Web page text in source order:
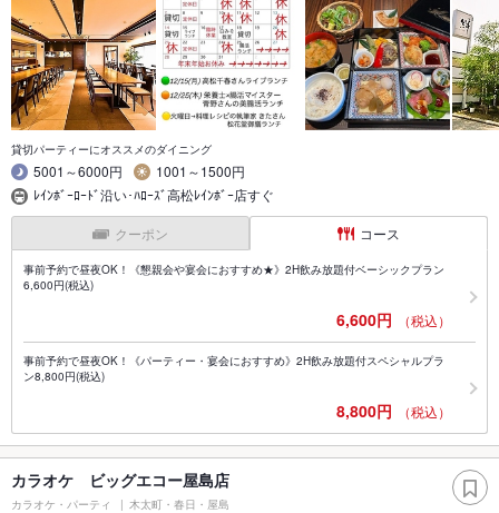
貸切パーティーにオススメのダイニング
5001～6000円
1001～1500円
ﾚｲﾝﾎﾞｰﾛｰﾄﾞ沿い･ﾊﾛｰｽﾞ高松ﾚｲﾝﾎﾞｰ店すぐ
クーポン コース
事前予約で昼夜OK！《懇親会や宴会におすすめ★》2H飲み放題付ベーシックプラン
6,600円(税込)
6,600円 （税込）
事前予約で昼夜OK！《パーティー・宴会におすすめ》2H飲み放題付スペシャルプラ
ン8,800円(税込)
8,800円 （税込）
カラオケ ビッグエコー屋島店
カラオケ・パーティ 木太町・春日・屋島